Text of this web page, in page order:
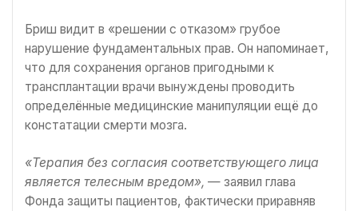
Бриш видит в «решении с отказом» грубое
нарушение фундаментальных прав. Он напоминает,
что для сохранения органов пригодными к
трансплантации врачи вынуждены проводить
определённые медицинские манипуляции ещё до
констатации смерти мозга.
«Терапия без согласия соответствующего лица
является телесным вредом», — заявил глава
Фонда защиты пациентов, фактически приравняв